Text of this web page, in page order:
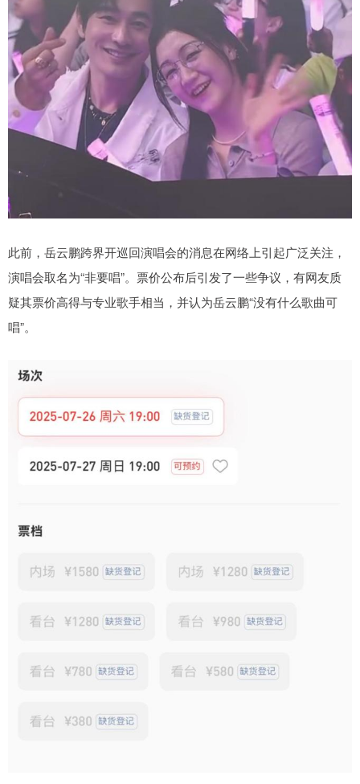
此前，岳云鹏跨界开巡回演唱会的消息在网络上引起广泛关注，
演唱会取名为“非要唱”。票价公布后引发了一些争议，有网友质
疑其票价高得与专业歌手相当，并认为岳云鹏“没有什么歌曲可
唱”。